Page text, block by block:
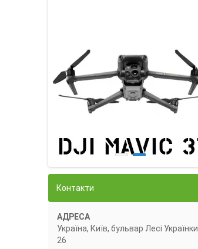
Контакти
АДРЕСА
Україна, Київ, бульвар Лесі Українки
26